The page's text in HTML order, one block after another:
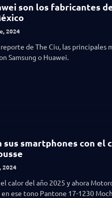
son los fabricantes
2024
de The Ciu, las principales
Samsung o Huawei.
smartphones con el
2024
calor del año 2025 y ahora
ese tono Pantone 17-1230